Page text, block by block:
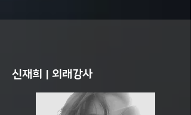
신재희 | 외래강사